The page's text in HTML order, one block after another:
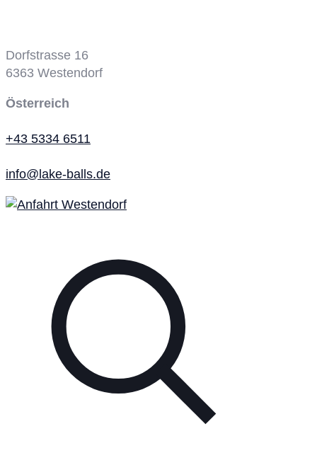
Dorfstrasse 16
6363 Westendorf
Österreich
+43 5334 6511
info@lake-balls.de